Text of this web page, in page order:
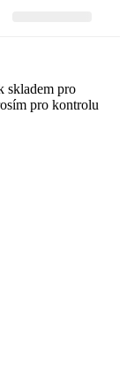
skladem pro
pro kontrolu